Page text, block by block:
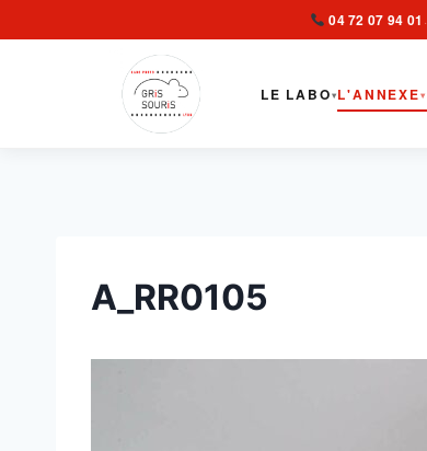
04 72 07 94 01 ·
LE LABO▾L'ANNEXE▾
au
A_RR0105